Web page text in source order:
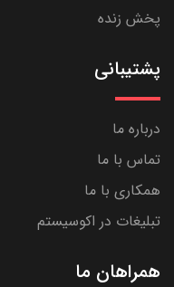
پخش زنده
پشتیبانی
درباره ما
تماس با ما
همکاری با ما
تبلیغات در اکوسیستم
همراهان ما